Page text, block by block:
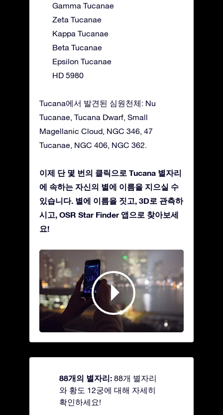
Gamma Tucanae
Zeta Tucanae
Kappa Tucanae
Beta Tucanae
Epsilon Tucanae
HD 5980
Tucana에서 발견된 심원천체: Nu
Tucanae, Tucana Dwarf, Small
Magellanic Cloud, NGC 346, 47
Tucanae, NGC 406, NGC 362.
이제 단 몇 번의 클릭으로 Tucana 별자리
에 속하는 자신의 별에 이름을 지으실 수
있습니다. 별에 이름을 짓고, 3D로 관측하
시고, OSR Star Finder 앱으로 찾아보세
요!
88개의 별자리: 88개 별자리
와 황도 12궁에 대해 자세히
확인하세요!